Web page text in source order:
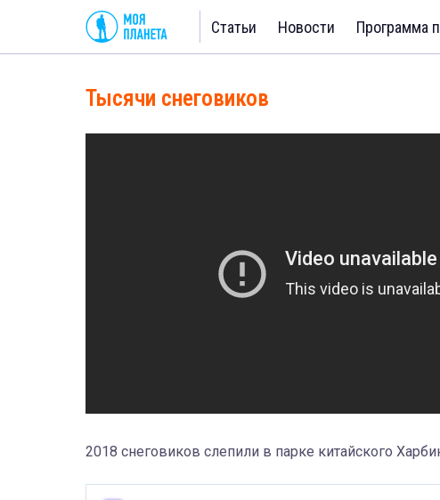
Статьи Новости Программа
Тысячи снеговиков
2018 снеговиков слепили в парке китайского